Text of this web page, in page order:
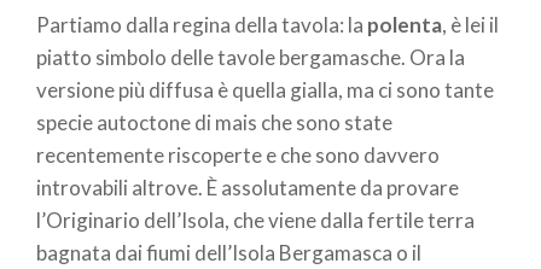
A soli 5 km dal centro città, sorge l’ Aeroporto
Internazionale di Orio al Serioche, divenuto il
terzo hub italiano per traffico passeggeri, collega
Bergamo con più di 120 destinazioni. Il territorio di
Bergamo è un microcosmo di opportunità: oltre alla
città, vi si trovano laghi, fiumi, montagne e vallate
tutti da scoprire e da vivere.
IlLago d’Iseoè un gioiello incastonato tra i monti, a
Partiamo dalla regina della tavola: la polenta, è lei il
piatto simbolo delle tavole bergamasche. Ora la
versione più diffusa è quella gialla, ma ci sono tante
specie autoctone di mais che sono state
recentemente riscoperte e che sono davvero
introvabili altrove. È assolutamente da provare
l’Originario dell’Isola, che viene dalla fertile terra
bagnata dai fiumi dell’Isola Bergamasca o il